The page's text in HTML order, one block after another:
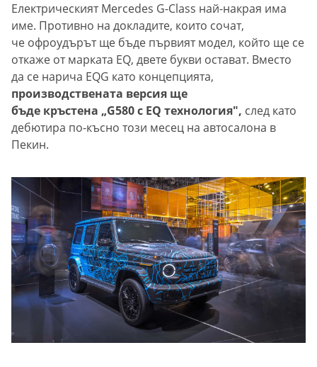
Електрическият Mercedes G-Class най-накрая има
име. Противно на докладите, които сочат,
че офроудърът ще бъде първият модел, който ще се
откаже от марката EQ, двете букви остават. Вместо
да се нарича EQG като концепцията,
производствената версия ще
бъде кръстена „G580 с EQ технология", след като
дебютира по-късно този месец на автосалона в
Пекин.